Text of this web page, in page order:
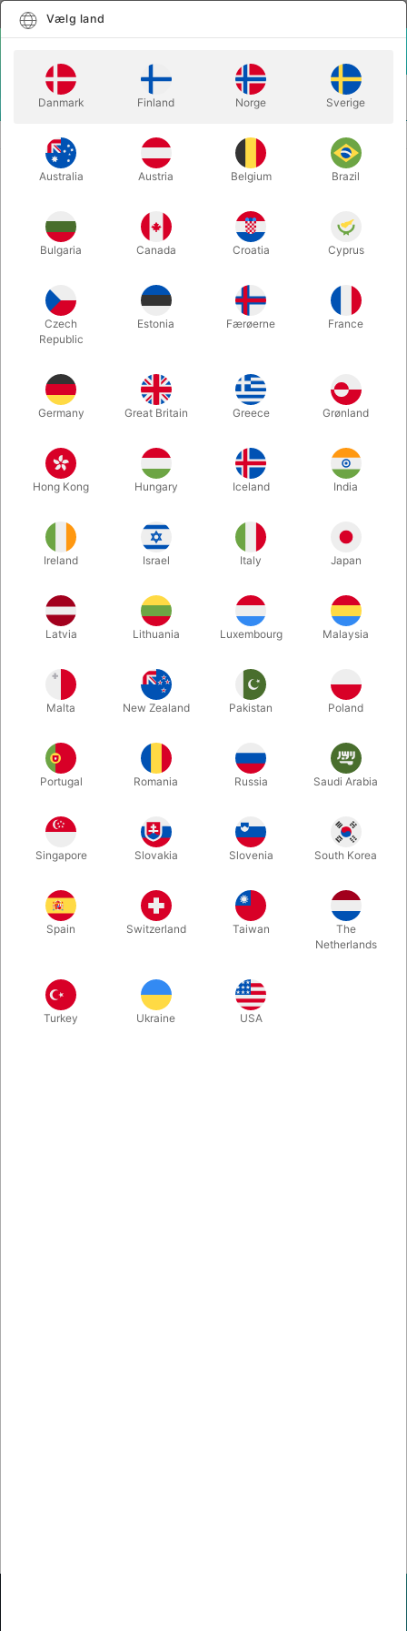
SECOND-HAND MAGIC GOLD MINE OF MAGIC - Glenn Gravatt
GOLD MINE OF MAGIC - Glenn
Gravatt
Varenummer:
SECOND-HAND
Forstør
DKK 210,00/ stkinkl. moms
Køb nu Gem
Vælg land
Danmark Finland Norge Sverige
Australia Austria Belgium Brazil
Bulgaria Canada Croatia Cyprus
Czech
Republic
Estonia Færøerne France
Germany Great Britain Greece Grønland
Hong Kong Hungary Iceland India
Ireland Israel Italy Japan
Latvia Lithuania Luxembourg Malaysia
Malta New Zealand Pakistan Poland
Portugal Romania Russia Saudi Arabia
Singapore Slovakia Slovenia South Korea
Spain Switzerland Taiwan
The
Netherlands
Turkey Ukraine USA